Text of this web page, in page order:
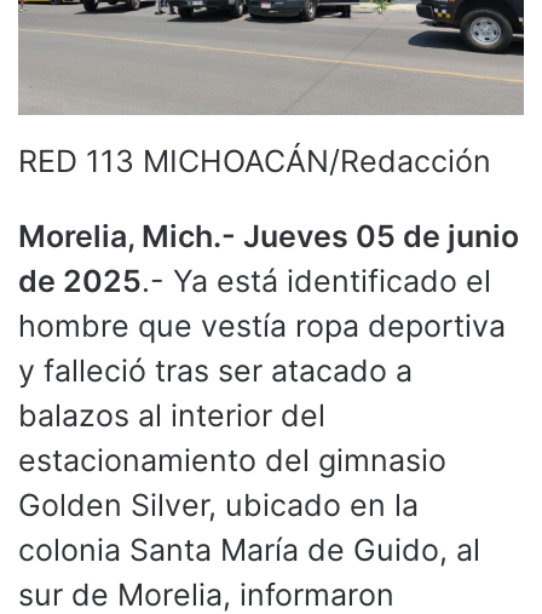
RED 113 MICHOACÁN/Redacción
Morelia, Mich.- Jueves 05 de junio
de 2025.- Ya está identificado el
hombre que vestía ropa deportiva
y falleció tras ser atacado a
balazos al interior del
estacionamiento del gimnasio
Golden Silver, ubicado en la
colonia Santa María de Guido, al
sur de Morelia, informaron